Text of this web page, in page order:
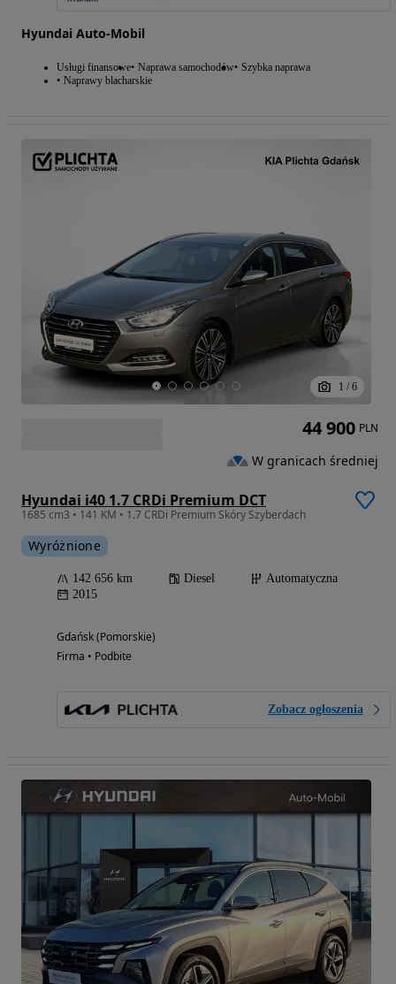
Hyundai Auto-Mobil
Usługi finansowe Naprawa samochodów Szybka naprawa
Naprawy blacharskie
1 / 6
Hyundai i40 1.7 CRDi Premium DCT
1685 cm3 • 141 KM • 1.7 CRDi Premium Skóry Szyberdach
Wyróżnione
142 656 km Diesel
Automatyczna
2015
Gdańsk (Pomorskie)
Firma • Podbite
Zobacz ogłoszenia
44 900 PLN
W granicach średniej